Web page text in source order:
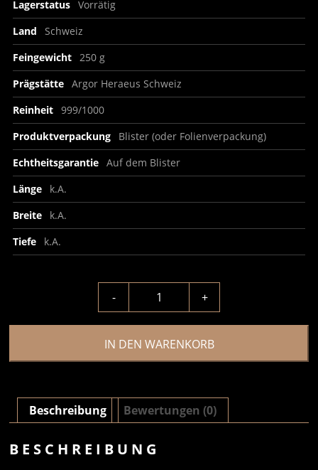
Lagerstatus Vorrätig
Land
Schweiz
Feingewicht
250 g
Prägstätte Argor Heraeus Schweiz
Reinheit 999/1000
Produktverpackung
Blister (oder Folienverpackung)
Echtheitsgarantie Auf dem Blister
Länge
k.A.
Breite
k.A.
Tiefe
k.A.
- +
IN DEN WARENKORB
Beschreibung Bewertungen (0)
BESCHREIBUNG